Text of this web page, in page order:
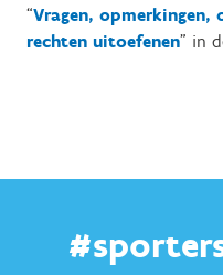
“Vragen, opmerkingen,
rechten uitoefenen" in